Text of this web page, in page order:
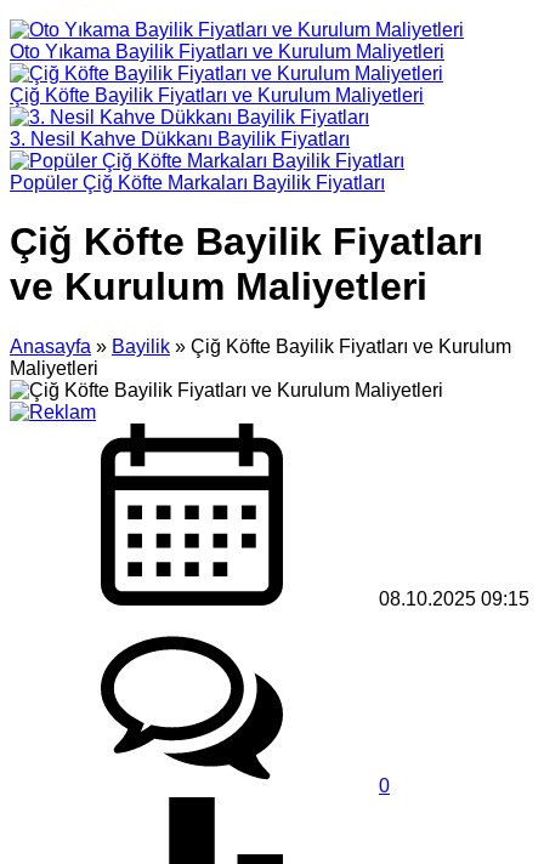
Oto Yıkama Bayilik Fiyatları ve Kurulum Maliyetleri
Çiğ Köfte Bayilik Fiyatları ve Kurulum Maliyetleri
3. Nesil Kahve Dükkanı Bayilik Fiyatları
Popüler Çiğ Köfte Markaları Bayilik Fiyatları
Çiğ Köfte Bayilik Fiyatları
ve Kurulum Maliyetleri
Anasayfa » Bayilik » Çiğ Köfte Bayilik Fiyatları ve Kurulum
Maliyetleri
08.10.2025 09:15
0